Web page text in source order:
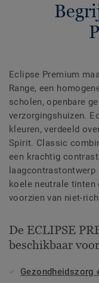
Eclipse Premium
Range, een
scholen, openbare
verzorgingshuizen.
kleuren, verdeeld
Spirit. Classic
een krachtig
koele neutrale tinten
voorzien van niet-
De ECLIPSE
beschikbaar
Gezondheidszorg